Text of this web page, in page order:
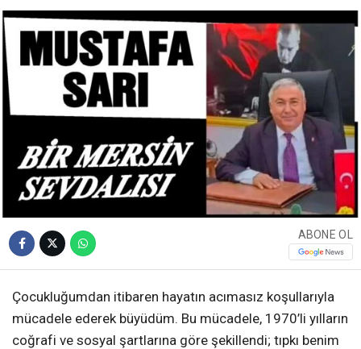
ABONE OL
Çocukluğumdan itibaren hayatın acımasız koşullarıyla
mücadele ederek büyüdüm. Bu mücadele, 1970’li yılların
coğrafi ve sosyal şartlarına göre şekillendi; tıpkı benim